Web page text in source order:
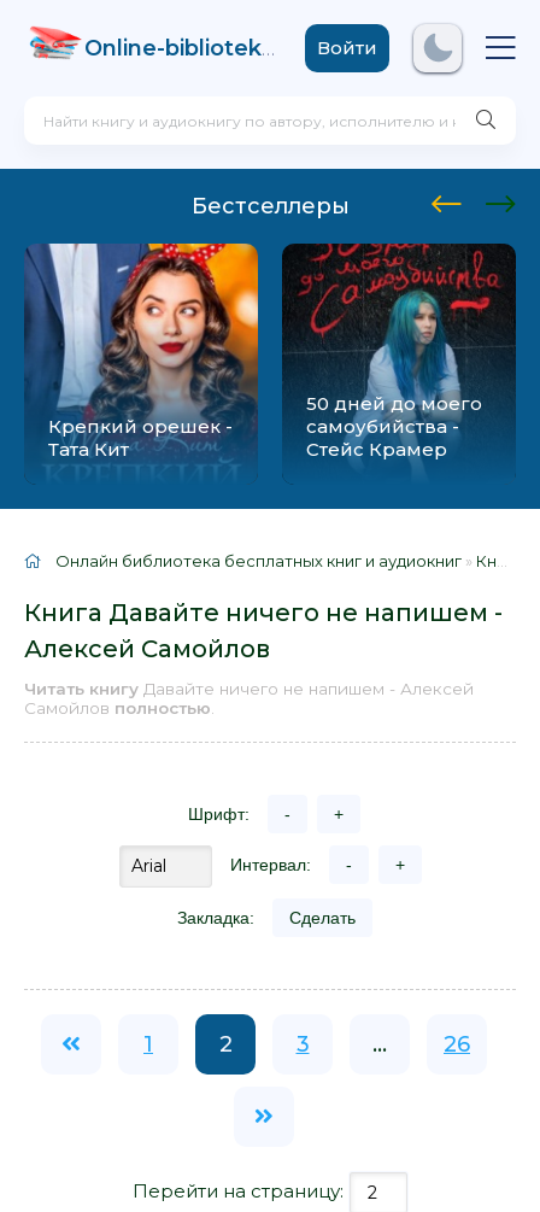
Online-biblioteka .comВойти
Бестселлеры
Крепкий орешек -
Тата Кит
50 дней до моего
самоубийства -
Стейс Крамер
Онлайн библиотека бесплатных книг и аудиокниг » Книги
Книга Давайте ничего не напишем -
Алексей Самойлов
Читать книгу Давайте ничего не напишем - Алексей
Самойлов полностью
Шрифт: - +
Интервал: - +
Закладка: Сделать
1 2 3 ... 26
Перейти на страницу: